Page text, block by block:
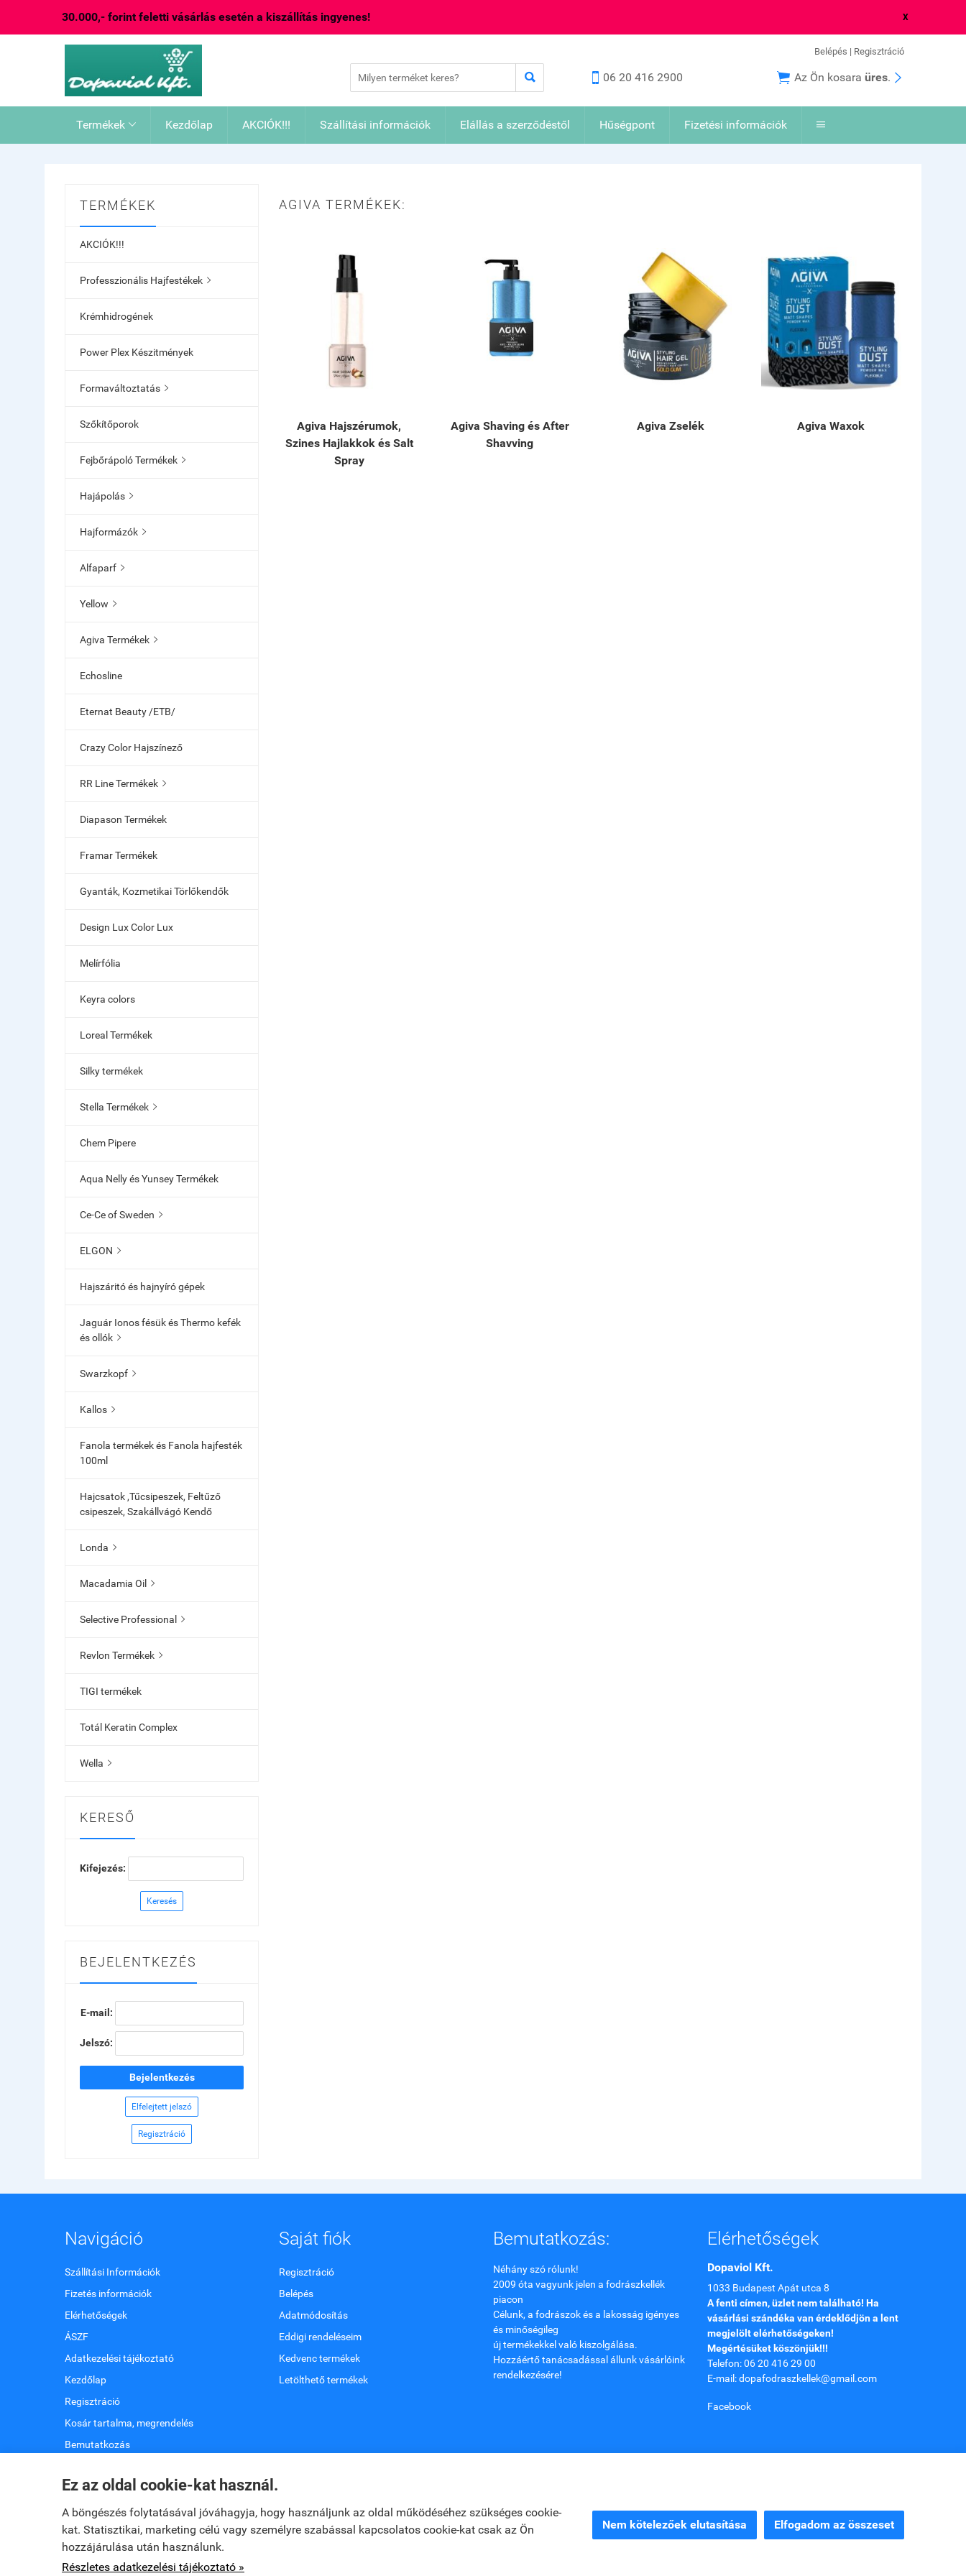
Ez az oldal cookie-kat használ.
A böngészés folytatásával jóváhagyja, hogy használjunk az oldal működéséhez szükséges cookie-
kat. Statisztikai, marketing célú vagy személyre szabással kapcsolatos cookie-kat csak az Ön
hozzájárulása után használunk.
Részletes adatkezelési tájékoztató »
Nem kötelezőek elutasítása Elfogadom az összeset
30.000,- forint feletti vásárlás esetén a kiszállítás ingyenes! X
  06 20 416 2900  Az Ön kosara üres. 
Belépés | Regisztráció
Termékek  Kezdőlap AKCIÓK!!! Szállítási információk Elállás a szerződéstől Hűségpont Fizetési információk 
TERMÉKEK
AKCIÓK!!!
Professzionális Hajfestékek 
Krémhidrogének
Power Plex Készitmények
Formaváltoztatás 
Szőkítőporok
Fejbőrápoló Termékek 
Hajápolás 
Hajformázók 
Alfaparf 
Yellow 
Agiva Termékek 
Echosline
Eternat Beauty /ETB/
Crazy Color Hajszínező
RR Line Termékek 
Diapason Termékek
Framar Termékek
Gyanták, Kozmetikai Törlőkendők
Design Lux Color Lux
Melírfólia
Keyra colors
Loreal Termékek
Silky termékek
Stella Termékek 
Chem Pipere
Aqua Nelly és Yunsey Termékek
Ce-Ce of Sweden 
ELGON 
Hajszáritó és hajnyíró gépek
Jaguár Ionos fésük és Thermo kefék
és ollók 
Swarzkopf 
Kallos 
Fanola termékek és Fanola hajfesték
100ml
Hajcsatok ,Tűcsipeszek, Feltűző
csipeszek, Szakállvágó Kendő
Londa 
Macadamia Oil 
Selective Professional 
Revlon Termékek 
TIGI termékek
Totál Keratin Complex
Wella 
KERESŐ
Kifejezés:
Keresés
BEJELENTKEZÉS
E-mail:
Jelszó:
Bejelentkezés
Elfelejtett jelszó
Regisztráció
AGIVA TERMÉKEK:
Agiva Hajszérumok,
Szines Hajlakkok és Salt
Spray
Agiva Shaving és After
Shavving
Agiva Zselék Agiva Waxok
Navigáció
Szállítási Információk
Fizetés információk
Elérhetőségek
ÁSZF
Adatkezelési tájékoztató
Kezdőlap
Regisztráció
Kosár tartalma, megrendelés
Bemutatkozás
Elállok a szerződéstől
Saját fiók
Regisztráció
Belépés
Adatmódosítás
Eddigi rendeléseim
Kedvenc termékek
Letölthető termékek
Bemutatkozás:
Néhány szó rólunk!
2009 óta vagyunk jelen a fodrászkellék
piacon
Célunk, a fodrászok és a lakosság igényes
és minőségileg
új termékekkel való kiszolgálása.
Hozzáértő tanácsadással állunk vásárlóink
rendelkezésére!
Elérhetőségek
Dopaviol Kft.
1033 Budapest Apát utca 8
A fenti címen, üzlet nem található! Ha
vásárlási szándéka van érdeklődjön a lent
megjelölt elérhetőségeken!
Megértésüket köszönjük!!!
Telefon: 06 20 416 29 00
E-mail: dopafodraszkellek@gmail.com
Facebook
www.dopaviol.hu -DOPAVOL KFT-ÁSZF